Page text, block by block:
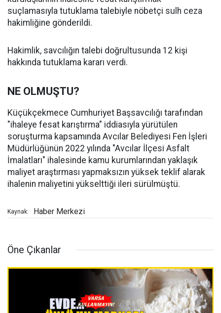
suçlamasıyla tutuklama talebiyle nöbetçi sulh ceza
hakimliğine gönderildi.
Hakimlik, savcılığın talebi doğrultusunda 12 kişi
hakkında tutuklama kararı verdi.
NE OLMUŞTU?
Küçükçekmece Cumhuriyet Başsavcılığı tarafından
"ihaleye fesat karıştırma" iddiasıyla yürütülen
soruşturma kapsamında Avcılar Belediyesi Fen İşleri
Müdürlüğünün 2022 yılında "Avcılar İlçesi Asfalt
İmalatları" ihalesinde kamu kurumlarından yaklaşık
maliyet araştırması yapmaksızın yüksek teklif alarak
ihalenin maliyetini yükselttiği ileri sürülmüştü.
Kaynak: Haber Merkezi
Öne Çıkanlar